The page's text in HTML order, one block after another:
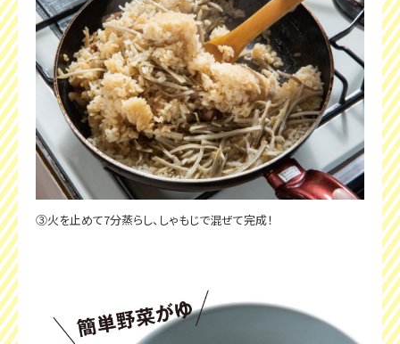
③火を止めて7分蒸らし、しゃもじで混ぜて完成！